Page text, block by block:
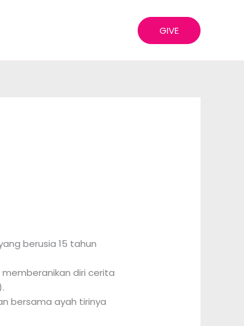
GIVE
berusia 15 tahun
memberanikan diri cerita
bersama ayah tirinya